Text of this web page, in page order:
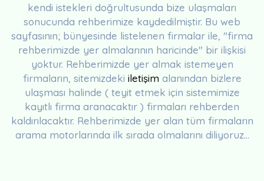
kendi istekleri doğrultusunda bize ulaşmaları
sonucunda rehberimize kaydedilmiştir. Bu web
sayfasının; bünyesinde listelenen firmalar ile, "firma
rehberimizde yer almalarının haricinde" bir ilişkisi
yoktur. Rehberimizde yer almak istemeyen
firmaların, sitemizdeki iletişim alanından bizlere
ulaşması halinde ( teyit etmek için sistemimize
kayıtlı firma aranacaktır ) firmaları rehberden
kaldırılacaktır. Rehberimizde yer alan tüm firmaların
arama motorlarında ilk sırada olmalarını diliyoruz...